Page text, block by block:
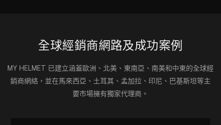
全球經銷商網路及成功案例
MY HELMET 已建立涵蓋歐洲、北美、東南亞、南美和中東的全球經
銷商網絡，並在馬來西亞、土耳其、孟加拉、印尼、巴基斯坦等主
要市場擁有獨家代理商。